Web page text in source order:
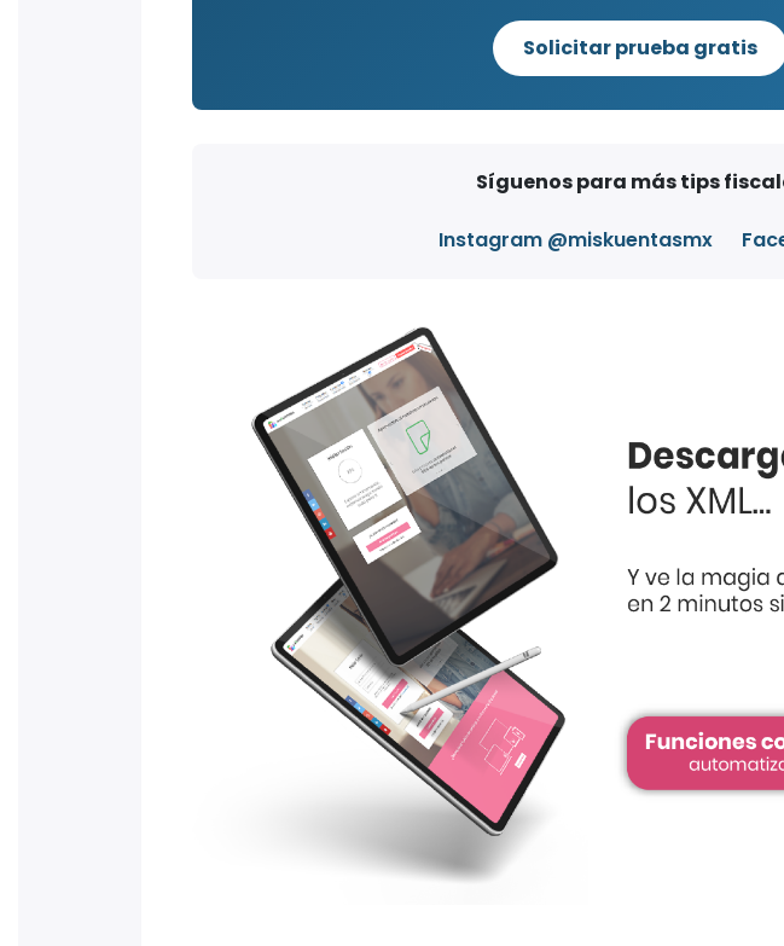
Solicitar prueba gratis
Síguenos para más tips
Instagram @miskuentasmx